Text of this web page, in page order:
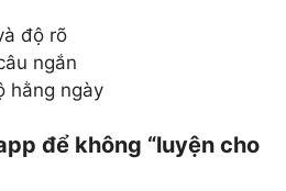
độ rõ
ngắn
hằng ngày
để không “luyện cho